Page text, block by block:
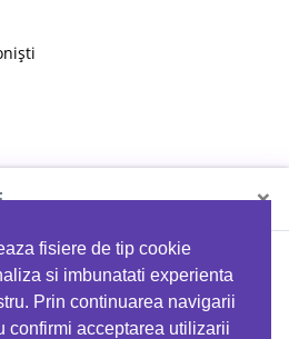
fisiere de tip cookie
si imbunatati experienta
Prin continuarea navigarii
confirmi acceptarea utilizarii
×